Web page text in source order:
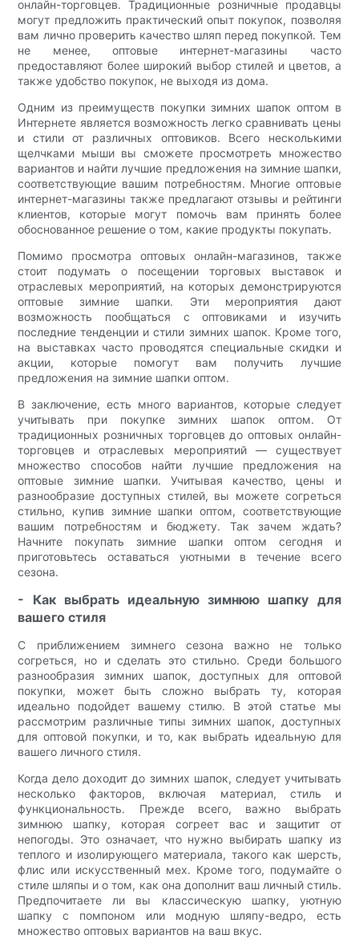
онлайн-торговцев. Традиционные розничные продавцы
могут предложить практический опыт покупок, позволяя
вам лично проверить качество шляп перед покупкой. Тем
не менее, оптовые интернет-магазины часто
предоставляют более широкий выбор стилей и цветов, а
также удобство покупок, не выходя из дома.
Одним из преимуществ покупки зимних шапок оптом в
Интернете является возможность легко сравнивать цены
и стили от различных оптовиков. Всего несколькими
щелчками мыши вы сможете просмотреть множество
вариантов и найти лучшие предложения на зимние шапки,
соответствующие вашим потребностям. Многие оптовые
интернет-магазины также предлагают отзывы и рейтинги
клиентов, которые могут помочь вам принять более
обоснованное решение о том, какие продукты покупать.
Помимо просмотра оптовых онлайн-магазинов, также
стоит подумать о посещении торговых выставок и
отраслевых мероприятий, на которых демонстрируются
оптовые зимние шапки. Эти мероприятия дают
возможность пообщаться с оптовиками и изучить
последние тенденции и стили зимних шапок. Кроме того,
на выставках часто проводятся специальные скидки и
акции, которые помогут вам получить лучшие
предложения на зимние шапки оптом.
В заключение, есть много вариантов, которые следует
учитывать при покупке зимних шапок оптом. От
традиционных розничных торговцев до оптовых онлайн-
торговцев и отраслевых мероприятий — существует
множество способов найти лучшие предложения на
оптовые зимние шапки. Учитывая качество, цены и
разнообразие доступных стилей, вы можете согреться
стильно, купив зимние шапки оптом, соответствующие
вашим потребностям и бюджету. Так зачем ждать?
Начните покупать зимние шапки оптом сегодня и
приготовьтесь оставаться уютными в течение всего
сезона.
- Как выбрать идеальную зимнюю шапку для
вашего стиля
С приближением зимнего сезона важно не только
согреться, но и сделать это стильно. Среди большого
разнообразия зимних шапок, доступных для оптовой
покупки, может быть сложно выбрать ту, которая
идеально подойдет вашему стилю. В этой статье мы
рассмотрим различные типы зимних шапок, доступных
для оптовой покупки, и то, как выбрать идеальную для
вашего личного стиля.
Когда дело доходит до зимних шапок, следует учитывать
несколько факторов, включая материал, стиль и
функциональность. Прежде всего, важно выбрать
зимнюю шапку, которая согреет вас и защитит от
непогоды. Это означает, что нужно выбирать шапку из
теплого и изолирующего материала, такого как шерсть,
флис или искусственный мех. Кроме того, подумайте о
стиле шляпы и о том, как она дополнит ваш личный стиль.
Предпочитаете ли вы классическую шапку, уютную
шапку с помпоном или модную шляпу-ведро, есть
множество оптовых вариантов на ваш вкус.